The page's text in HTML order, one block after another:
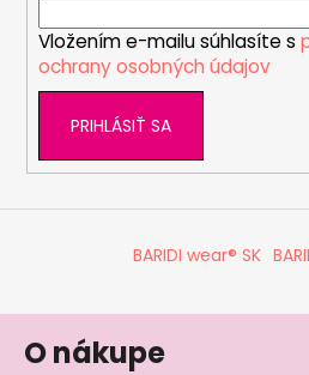
Vložením e-mailu súhlasíte s
ochrany osobných údajov
PRIHLÁSIŤ SA
BARIDI wear® SK
O nákupe